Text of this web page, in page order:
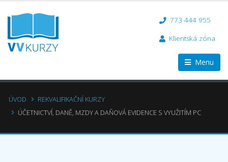
773 444 955
Klientská zóna
Menu
ÚVOD
REKVALIFIKAČNÍ KURZY
ÚČETNICTVÍ, DANĚ, MZDY A DAŇOVÁ EVIDENCE S VYUŽITÍM PC